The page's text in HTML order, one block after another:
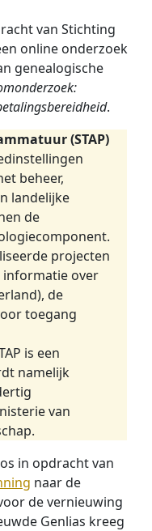
van Stichting
online onderzoek
genealogische
.
(STAP)
beheer,
landelijke
de
projecten
informatie over
de
toegang
is een
namelijk
van
in opdracht van
naar de
de vernieuwing
Genlias kreeg